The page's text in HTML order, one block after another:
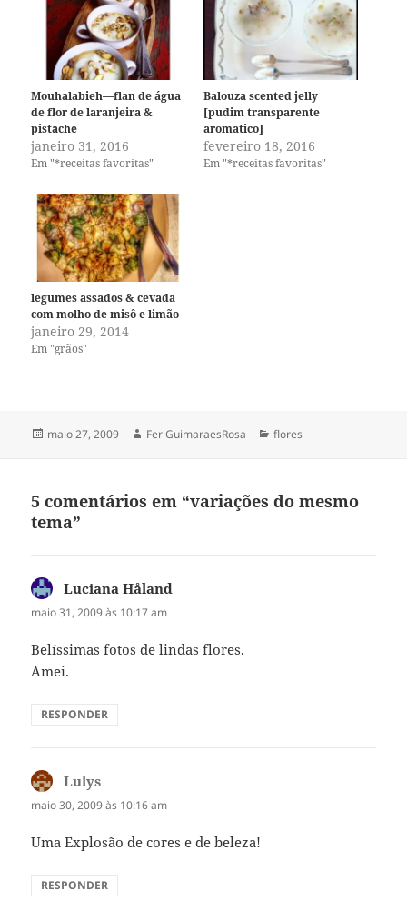
Mouhalabieh—flan de água
de flor de laranjeira &
pistache
janeiro 31, 2016
Em "*receitas favoritas"
Balouza scented jelly
[pudim transparente
aromatico]
fevereiro 18, 2016
Em "*receitas favoritas"
legumes assados & cevada
com molho de misô e limão
janeiro 29, 2014
Em "grãos"
Publicado
maio 27, 2009 Autor
Fer GuimaraesRosa Categorias
flores
5 comentários em “variações do mesmo
tema”
Luciana Håland
maio 31, 2009 às 10:17 am
Belíssimas fotos de lindas flores.
Amei.
RESPONDER
Lulys
maio 30, 2009 às 10:16 am
Uma Explosão de cores e de beleza!
RESPONDER